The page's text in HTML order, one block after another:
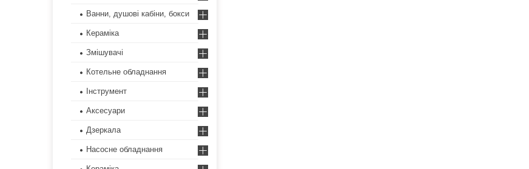
Ванни, душові кабіни, бокси
Кераміка
Змішувачі
Котельне обладнання
Інструмент
Аксесуари
Дзеркала
Насосне обладнання